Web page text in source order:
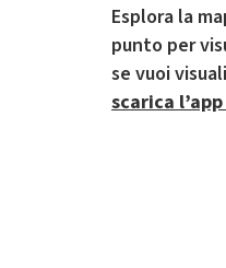
Esplora la
punto per
se vuoi
scarica